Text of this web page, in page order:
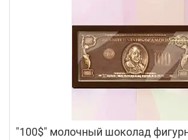
"100$" молочный шоколад